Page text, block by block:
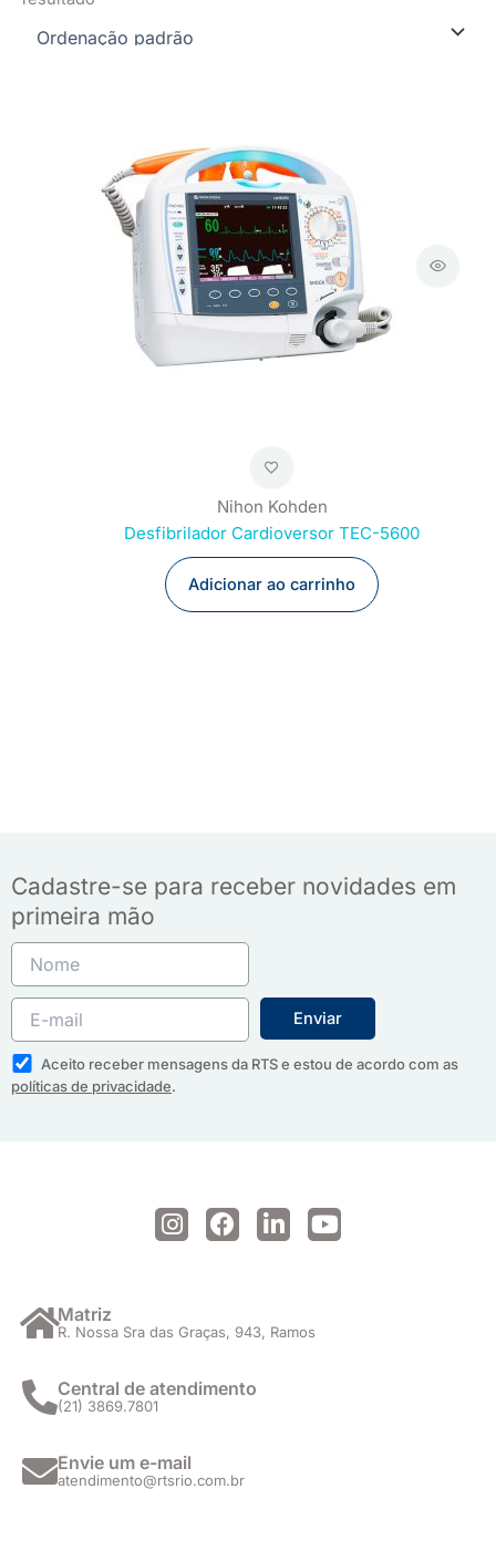
Nihon Kohden
Desfibrilador Cardioversor TEC-5600
Adicionar ao carrinho
Cadastre-se para receber novidades em
primeira mão
Aceito receber mensagens da RTS e estou de acordo com as
políticas de privacidade.
I
n
g
a
F
a
o
k
L
i
d
Y
o
Matriz
R. Nossa Sra das Graças, 943, Ramos
Central de atendimento
(21) 3869.7801
Envie um e-mail
atendimento@rtsrio.com.br